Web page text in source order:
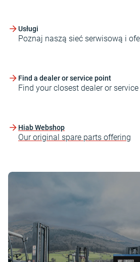
Usługi
Poznaj naszą sieć serwisową i
Find a dealer or service point
Find your closest dealer or
Hiab Webshop
Our original spare parts offering